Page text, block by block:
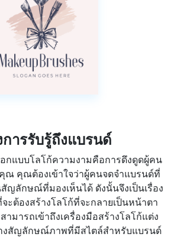
การรับรู้ถึงแบรนด์
กแบบโลโก้ความงามคือการดึงดูดผู้คน
ณ คุณต้องเข้าใจว่าผู้คนจดจำแบรนด์ที่
ญลักษณ์ที่มองเห็นได้ ดังนั้นจึงเป็นเรื่อง
ต้องสร้างโลโก้ที่จะกลายเป็นหน้าตา
มารถเข้าถึงเครื่องมือสร้างโลโก้แต่ง
งสัญลักษณ์ภาพที่มีสไตล์สำหรับแบรนด์